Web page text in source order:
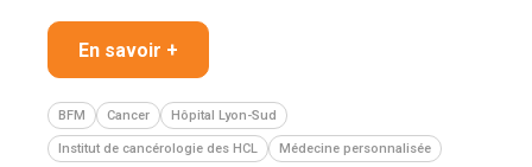
En savoir +
BFM Cancer Hôpital Lyon-Sud
Institut de cancérologie des HCL Médecine personnalisée